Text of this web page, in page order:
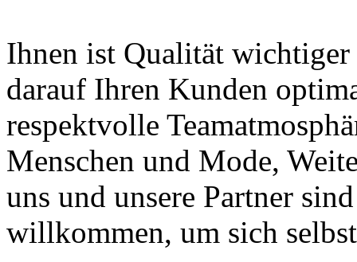
Ihnen ist Qualität
darauf Ihren Kunden
respektvolle
Menschen und Mode,
uns und unsere Partner
willkommen, um sich